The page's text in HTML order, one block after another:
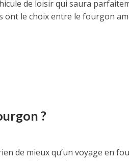
de loisir qui saura
ont le choix entre le fourgon
?
de mieux qu’un voyage en